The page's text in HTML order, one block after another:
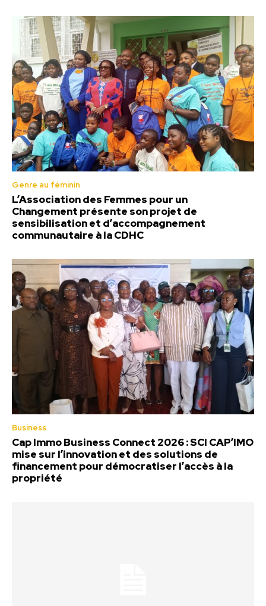
Genre au féminin
L’Association des Femmes pour un
Changement présente son projet de
sensibilisation et d’accompagnement
communautaire à la CDHC
Business
Cap Immo Business Connect 2026 : SCI CAP’IMO
mise sur l’innovation et des solutions de
financement pour démocratiser l’accès à la
propriété